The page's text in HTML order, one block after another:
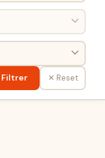
Filtrer ✕ Reset